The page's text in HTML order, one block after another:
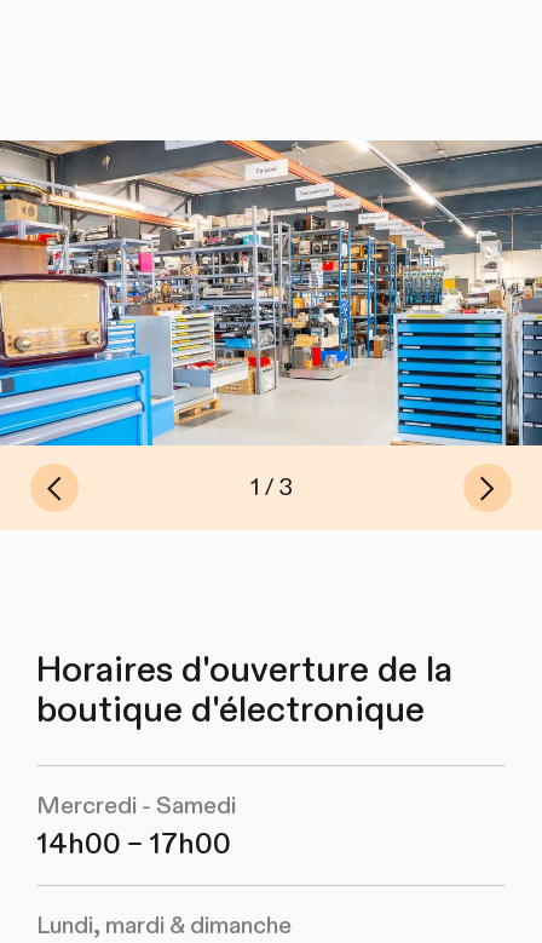
Vorheriges
Slide
Slide
1 von
3
Horaires d'ouverture de la
boutique d'électronique
Mercredi - Samedi
14h00 – 17h00
Lundi, mardi & dimanche